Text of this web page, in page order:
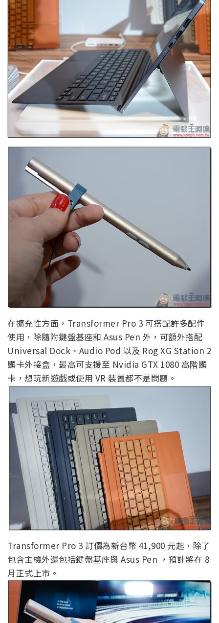
在擴充性方面，Transformer Pro 3 可搭配許多配件
使用，除隨附鍵盤基座和 Asus Pen 外，可額外搭配
Universal Dock、Audio Pod 以及 Rog XG Station 2
顯卡外接盒，最高可支援至 Nvidia GTX 1080 高階顯
卡，想玩新遊戲或使用 VR 裝置都不是問題。
Transformer Pro 3 訂價為新台幣 41,900 元起，除了
包含主機外還包括鍵盤基座與 Asus Pen ，預計將在 8
月正式上市。